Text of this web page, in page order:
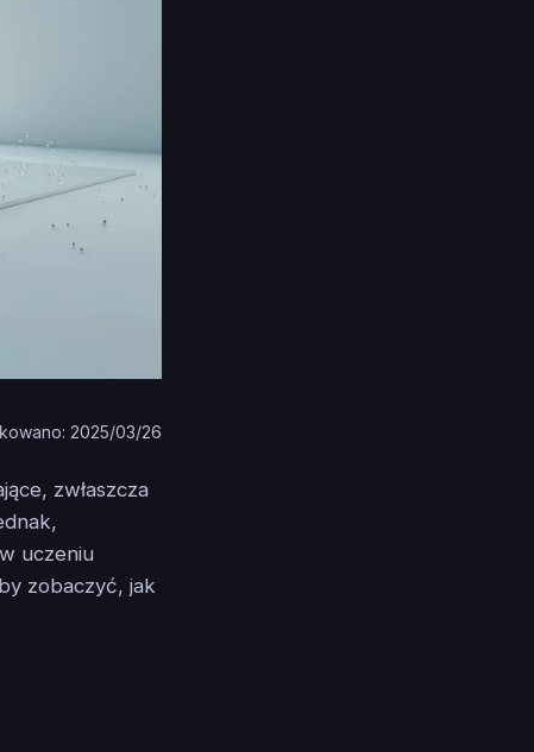
2025/03/26
zwłaszcza
uczeniu
zobaczyć, jak